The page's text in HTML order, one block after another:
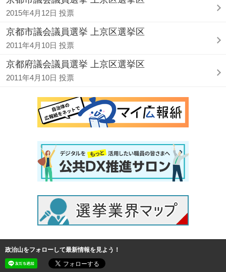
2015年4月12日 投票
京都市議会議員選挙 上京区選挙区
2011年4月10日 投票
京都府議会議員選挙 上京区選挙区
2011年4月10日 投票
政治山をフォローして最新情報を見よう！